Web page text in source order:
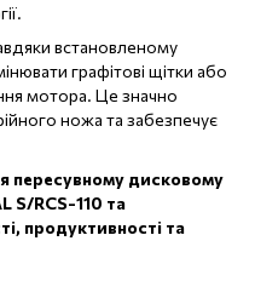
встановленому
графітові щітки або
мотора. Це значно
ножа та забезпечує
пересувному дисковому
S/RCS-110 та
продуктивності та